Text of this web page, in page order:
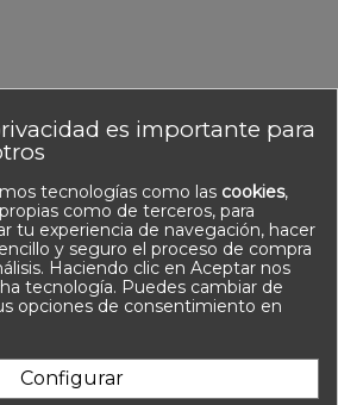
es importante para
tecnologías como las cookies,
como de terceros, para
tu experiencia de navegación, hacer
y seguro el proceso de compra
Haciendo clic en Aceptar nos
tecnología. Puedes cambiar de
opciones de consentimiento en
Configurar